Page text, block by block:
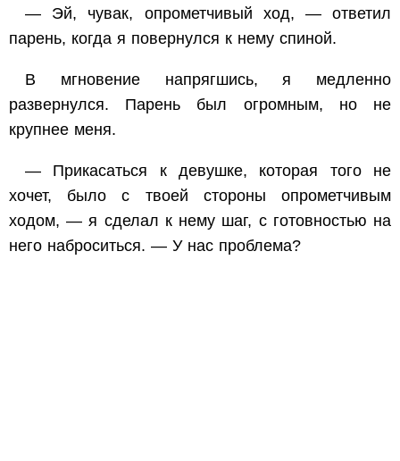
— Эй, чувак, опрометчивый ход, — ответил
парень, когда я повернулся к нему спиной.
В мгновение напрягшись, я медленно
развернулся. Парень был огромным, но не
крупнее меня.
— Прикасаться к девушке, которая того не
хочет, было с твоей стороны опрометчивым
ходом, — я сделал к нему шаг, с готовностью на
него наброситься. — У нас проблема?